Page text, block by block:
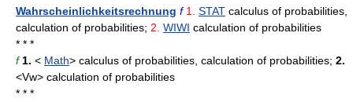
Wahrscheinlichkeitsrechnung f 1. STAT calculus of probabilities,
calculation of probabilities; 2. WIWI calculation of probabilities
* * *
f 1. < Math> calculus of probabilities, calculation of probabilities; 2.
<Vw> calculation of probabilities
* * *